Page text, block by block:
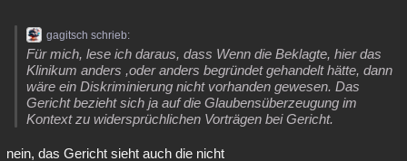
gagitsch schrieb:
Für mich, lese ich daraus, dass Wenn die Beklagte, hier das
Klinikum anders ,oder anders begründet gehandelt hätte, dann
wäre ein Diskriminierung nicht vorhanden gewesen. Das
Gericht bezieht sich ja auf die Glaubensüberzeugung im
Kontext zu widersprüchlichen Vorträgen bei Gericht.
nein, das Gericht sieht auch die nicht